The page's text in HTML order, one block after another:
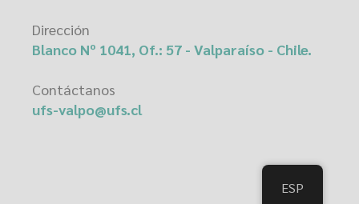
Dirección
Blanco Nº 1041, Of.: 57 - Valparaíso - Chile.
Contáctanos
ufs-valpo@ufs.cl
ESP